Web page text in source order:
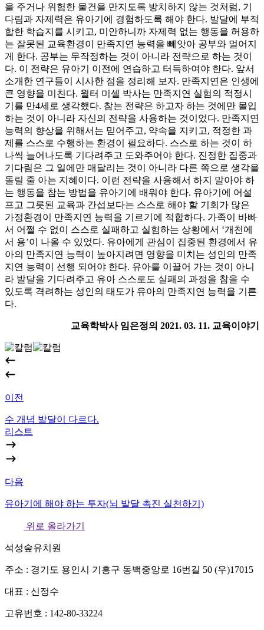
을 주거나 위험한 물건을 만지도록 방치하지 않는 것처럼, 기
다림과 자제력은 유아기에 경험하도록 해야 한다. 발달에 부적
합한 학습지를 시키고, 미안하니까 자제력 없는 행동을 허용하
는 잘못된 교육환경이 만족지연 능력을 빼앗아 공부와 멀어지
게 한다. 공부는 무작정하는 것이 아니라 전략으로 하는 것이
다. 이 전략은 유아기 이전에 연습하고 터득하여야 한다. 앞서
소개한 연구들이 시사한 점을 정리해 보자. 만족지연은 인생에
큰 영향을 미친다. 월터 미셀 박사는 만족지연 실험의 적정시
기를 만4세로 생각했다. 참는 전략은 하고자 하는 것에만 몰입
하는 것이 아니라 자신의 전략을 사용하는 것이었다. 만족지연
능력의 향상을 위해서는 믿어주고, 약속을 지키고, 적정한 과
제를 스스로 수행하는 환경이 필요하다. 스스로 하는 것이 하
나씩 늘어나도록 기다려주고 도와주어야 한다. 진정한 집중과
기다림은 그 일에만 매달리는 것이 아니라 다른 쪽으로 생각을
돌릴 줄 아는 지혜이다. 이런 전략을 사용해서 하지 말아야 하
는 행동을 참는 방법을 유아기에 배워야 한다. 유아기에 어설
프고 그릇된 교육과 간섭보다는 스스로 해야 할 기회가 많은
가정환경이 만족지연 능력을 기르기에 적합하다. 가족이 바빠
서 어쩔 수 없이 스스로 실패하고 실험하는 상황에서 ‘개천에
서 용’이 나올 수 있었다. 유아에게 관심이 집중된 환경에서 유
아의 만족지연 능력이 높아지려면 영향을 미치는 성인의 만족
지연 능력이 선행 되어야 한다. 유아를 이끌어 가는 것이 아니
라 발달을 기다려주고 유아 스스로도 실패의 과정을 참을 수
있도록 격려하는 성인의 태도가 유아의 만족지연 능력을 기른
다.
교육학박사 임은정의 2021. 03. 11. 교육이야기
이전
수 개념 발달이 다르다.
리스트
다음
유아기에 해야 하는 투자(뇌 발달 촉진 실천하기)
위로 올라가기
석성숲유치원
주소 : 경기도 용인시 기흥구 동백중앙로 16번길 50 (우)17015
대표 : 신정수
고유번호 : 142-80-33224